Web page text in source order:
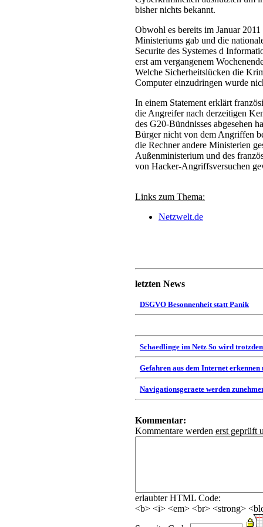
bisher nichts bekannt.
Obwohl es bereits im Januar
Ministeriums gab und die
Securite des Systemes d
erst am vergangenem
Welche Sicherheitslücken die
Computer einzudringen wurde
In einem Statement erklärt
die Angreifer nach derzeitigen
des G20-Bündnisses abgesehen
Bürger nicht von dem Angriffen
die Rechner andere Ministerien
Außenministerium und des
von Hacker-Angriffsversuchen
Links zum Thema:
Netzwelt.de
letzten News
DSGVO Besonnenheit statt Panik
Schaedlinge im Netz So wird
Gefahren aus dem Internet erkennen
Navigationsgeraete werden
Kommentar:
Kommentare werden erst geprüft
erlaubter HTML Code:
<b> <i> <em> <br> <strong>